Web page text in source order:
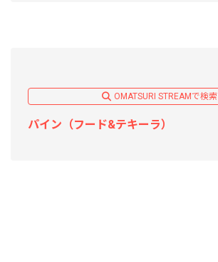
OMATSURI STREAMで検索
パイン（フード&テキーラ）